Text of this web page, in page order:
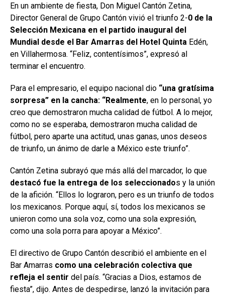
En un ambiente de fiesta, Don Miguel Cantón Zetina,
Director General de Grupo Cantón vivió el triunfo 2-0 de la
Selección Mexicana en el partido inaugural del
Mundial desde el Bar Amarras del Hotel Quinta Edén,
en Villahermosa. “Feliz, contentísimos”, expresó al
terminar el encuentro.
Para el empresario, el equipo nacional dio “una gratísima
sorpresa” en la cancha: “Realmente, en lo personal, yo
creo que demostraron mucha calidad de fútbol. A lo mejor,
como no se esperaba, demostraron mucha calidad de
fútbol, pero aparte una actitud, unas ganas, unos deseos
de triunfo, un ánimo de darle a México este triunfo”.
Cantón Zetina subrayó que más allá del marcador, lo que
destacó fue la entrega de los seleccionados y la unión
de la afición. “Ellos lo lograron, pero es un triunfo de todos
los mexicanos. Porque aquí, sí, todos los mexicanos se
unieron como una sola voz, como una sola expresión,
como una sola porra para apoyar a México”.
El directivo de Grupo Cantón describió el ambiente en el
Bar Amarras como una celebración colectiva que
refleja el sentir del país. “Gracias a Dios, estamos de
fiesta”, dijo. Antes de despedirse, lanzó la invitación para